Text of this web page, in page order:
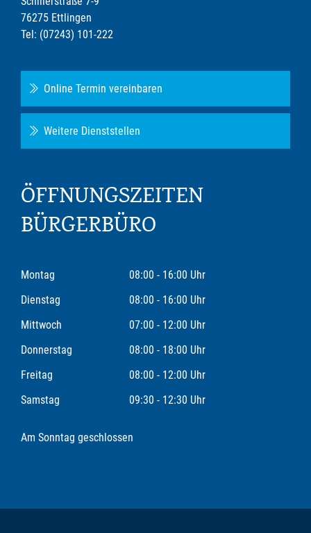
76275 Ettlingen
Tel: (07243) 101-222
Online Termin vereinbaren
Weitere Dienststellen
ÖFFNUNGSZEITEN
BÜRGERBÜRO
Montag
08:00 - 16:00 Uhr
Dienstag
08:00 - 16:00 Uhr
Mittwoch
07:00 - 12:00 Uhr
Donnerstag
08:00 - 18:00 Uhr
Freitag
08:00 - 12:00 Uhr
Samstag
09:30 - 12:30 Uhr
Am Sonntag geschlossen